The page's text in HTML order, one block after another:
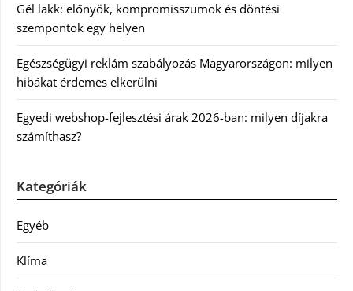
Gél lakk: előnyök, kompromisszumok és döntési
szempontok egy helyen
Egészségügyi reklám szabályozás Magyarországon: milyen
hibákat érdemes elkerülni
Egyedi webshop-fejlesztési árak 2026-ban: milyen díjakra
számíthasz?
Kategóriák
Egyéb
Klíma